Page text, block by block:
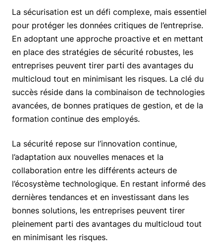
La sécurisation est un défi complexe, mais essentiel
pour protéger les données critiques de l’entreprise.
En adoptant une approche proactive et en mettant
en place des stratégies de sécurité robustes, les
entreprises peuvent tirer parti des avantages du
multicloud tout en minimisant les risques. La clé du
succès réside dans la combinaison de technologies
avancées, de bonnes pratiques de gestion, et de la
formation continue des employés.
La sécurité repose sur l’innovation continue,
l’adaptation aux nouvelles menaces et la
collaboration entre les différents acteurs de
l’écosystème technologique. En restant informé des
dernières tendances et en investissant dans les
bonnes solutions, les entreprises peuvent tirer
pleinement parti des avantages du multicloud tout
en minimisant les risques.